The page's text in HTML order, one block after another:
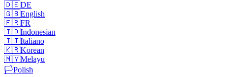
🇩🇪DE
🇬🇧English
🇫🇷FR
🇮🇩Indonesian
🇮🇹Italiano
🇰🇷Korean
🇲🇾Melayu
🏳️Polish